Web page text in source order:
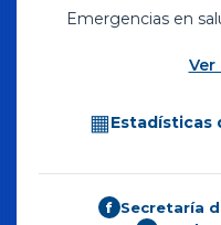
Emergencias en
Ver
▦Estadísticas
f Secretaría